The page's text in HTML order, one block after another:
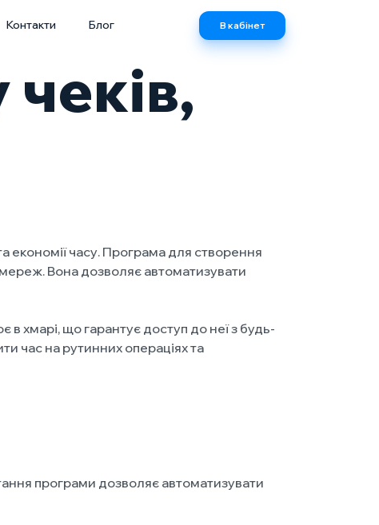
Контакти Блог В кабінет
економії часу. Програма для створення
мереж. Вона дозволяє автоматизувати
хмарі, що гарантує доступ до неї з будь-
час на рутинних операціях та
програми дозволяє автоматизувати